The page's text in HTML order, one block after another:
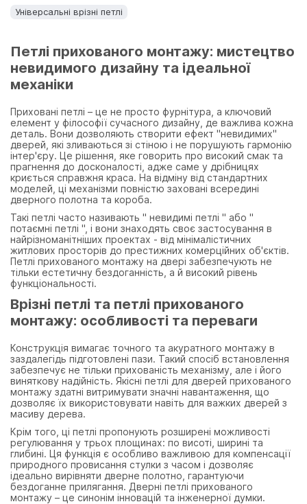
Універсальні врізні петлі
Петлі прихованого монтажу: мистецтво
невидимого дизайну та ідеальної
механіки
Приховані петлі – це не просто фурнітура, а ключовий
елемент у філософії сучасного дизайну, де важлива кожна
деталь. Вони дозволяють створити ефект "невидимих"
дверей, які зливаються зі стіною і не порушують гармонію
інтер'єру. Це рішення, яке говорить про високий смак та
прагнення до досконалості, адже саме у дрібницях
криється справжня краса. На відміну від стандартних
моделей, ці механізми повністю заховані всередині
дверного полотна та короба.
Такі петлі часто називають " невидимі петлі " або "
потаємні петлі ", і вони знаходять своє застосування в
найрізноманітніших проектах - від мінімалістичних
житлових просторів до престижних комерційних об'єктів.
Петлі прихованого монтажу на двері забезпечують не
тільки естетичну бездоганність, а й високий рівень
функціональності.
Врізні петлі та петлі прихованого
монтажу: особливості та переваги
Конструкція вимагає точного та акуратного монтажу в
заздалегідь підготовлені пази. Такий спосіб встановлення
забезпечує не тільки прихованість механізму, але і його
виняткову надійність. Якісні петлі для дверей прихованого
монтажу здатні витримувати значні навантаження, що
дозволяє їх використовувати навіть для важких дверей з
масиву дерева.
Крім того, ці петлі пропонують розширені можливості
регулювання у трьох площинах: по висоті, ширині та
глибині. Ця функція є особливо важливою для компенсації
природного провисання стулки з часом і дозволяє
ідеально вирівняти дверне полотно, гарантуючи
бездоганне прилягання. Дверні петлі прихованого
монтажу – це синонім інновацій та інженерної думки.